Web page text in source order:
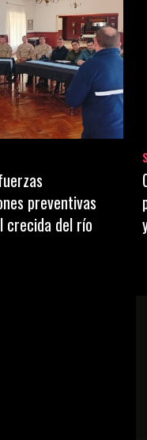
preventivas
crecida del río